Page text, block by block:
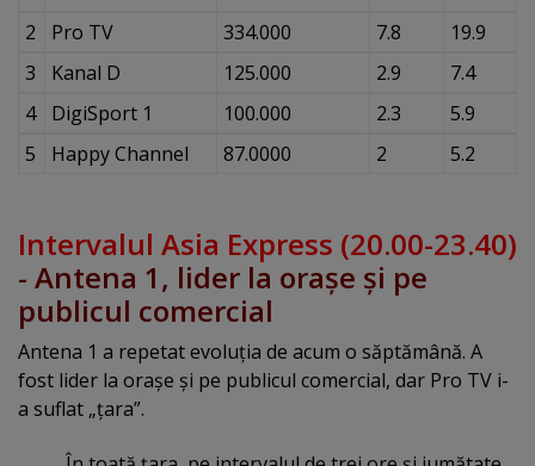
2
Pro TV 334.000 7.8
19.9
3
Kanal D 125.000 2.9
7.4
4
DigiSport 1 100.000 2.3
5.9
5
Happy Channel 87.0000 2 5.2
Intervalul Asia Express (20.00-23.40)
- Antena 1, lider la oraşe şi pe
publicul comercial
Antena 1 a repetat evoluţia de acum o săptămână. A
fost lider la oraşe şi pe publicul comercial, dar Pro TV i-
a suflat „ţara”.